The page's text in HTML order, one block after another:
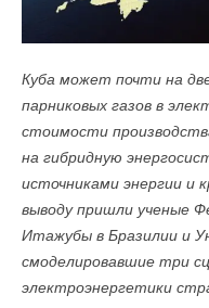
Куба может почти на
парниковых газов в
стоимости
на гибридную
источниками энергии и
выводу пришли ученые
Итажубы в Бразилии и
смоделировавшие три
электроэнергетики
The Hive («Улей»),
сейсмостойким
в Северной Америке.
Dialog Design совместно
расположен в районе
построен из
бетонного ядра.
DANTEXпредставил
VRF-систем MVS-10 на
разработке серии
на повышении
проектирования и
Новая серия
коммерческих,
где инженерные системы
БрендRoyal Thermo,
в России, получил новый
в области
узел крепления
стальных панельных
R&D-командой, стало
инженерных компетенций
ключевого
формирующего новые